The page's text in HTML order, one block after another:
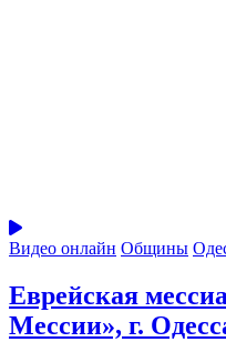
Видео онлайн Общины
Еврейская
Мессии», г.